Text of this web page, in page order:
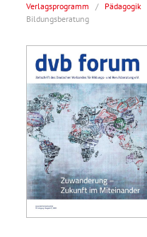
Verlagsprogramm / Pädagogik
Bildungsberatung